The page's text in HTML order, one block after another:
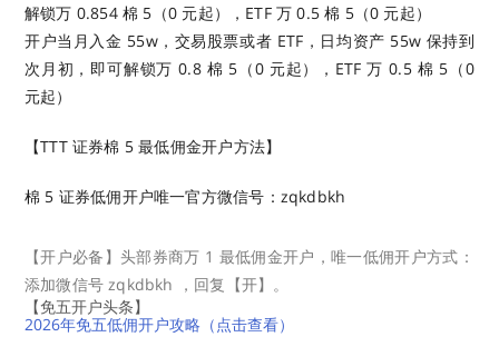
解锁万 0.854 棉 5（0 元起），ETF 万 0.5 棉 5（0 元起）
开户当月入金 55w，交易股票或者 ETF，日均资产 55w 保持到
次月初，即可解锁万 0.8 棉 5（0 元起），ETF 万 0.5 棉 5（0
元起）
【TTT 证券棉 5 最低佣金开户方法】
棉 5 证券低佣开户唯一官方微信号：zqkdbkh
【开户必备】头部券商万 1 最低佣金开户，唯一低佣开户方式：
添加微信号 zqkdbkh ，回复【开】。
【免五开户头条】
2026年免五低佣开户攻略（点击查看）